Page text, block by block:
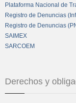
Plataforma Nacional de
Registro de Denuncias
Registro de Denuncias
SAIMEX
SARCOEM
Derechos y